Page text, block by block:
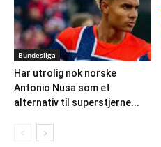
Bundesliga
Har utrolig nok norske
Antonio Nusa som et
alternativ til superstjerne...